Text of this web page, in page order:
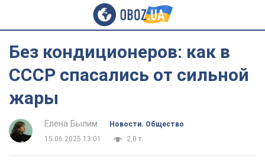
Без кондиционеров: как в
СССР спасались от сильной
жары
Елена Былим
Новости. Общество
15.06.2025 13:01
2,0 т.